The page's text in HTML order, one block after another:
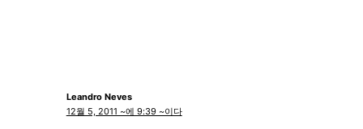
Leandro Neves
12월 5, 2011 ~에 9:39 ~이다